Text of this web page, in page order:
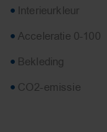
Interieurkleur
Acceleratie 0-100
Bekleding
CO2-emissie